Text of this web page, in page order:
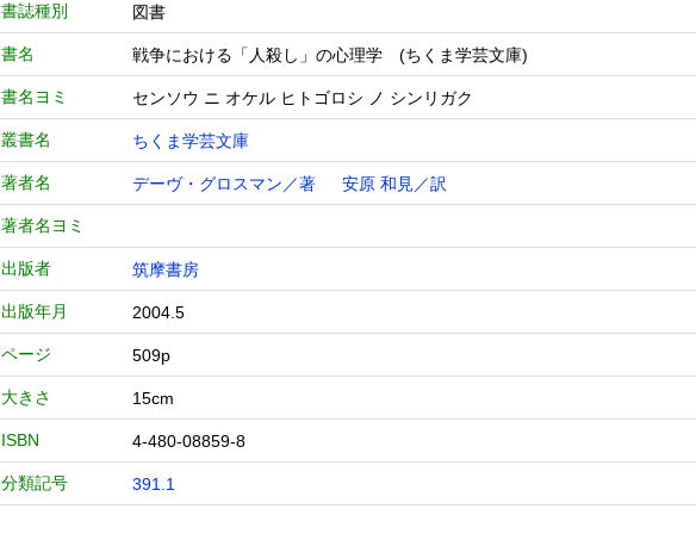
書誌種別 図書
書名 戦争における「人殺し」の心理学 (ちくま学芸文庫)
書名ヨミ センソウ ニ オケル ヒトゴロシ ノ シンリガク
叢書名 ちくま学芸文庫
著者名 デーヴ・グロスマン／著 安原 和見／訳
著者名ヨミ
出版者 筑摩書房
出版年月 2004.5
ページ 509p
大きさ 15cm
ISBN 4-480-08859-8
分類記号 391.1